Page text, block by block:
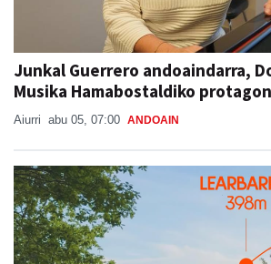
Junkal Guerrero andoaindarra,
Musika Hamabostaldiko
Aiurri abu 05, 07:00 ANDOAIN